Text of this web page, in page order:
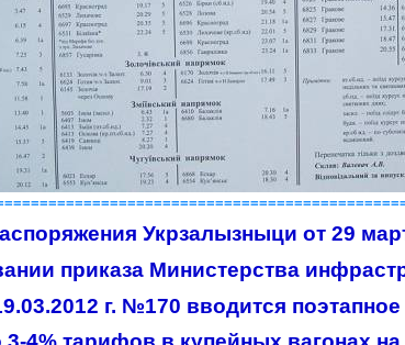
Укрзалызныци от 29
приказа Министерства
г. №170 вводится